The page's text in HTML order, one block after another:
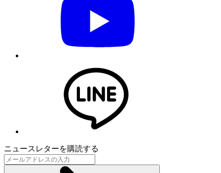
ニュースレターを購読する